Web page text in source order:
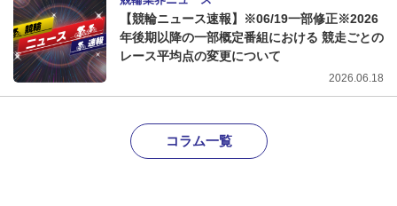
【競輪ニュース速報】※06/19一部修正※2026
年後期以降の一部概定番組における 競走ごとの
レース平均点の変更について
2026.06.18
コラム一覧